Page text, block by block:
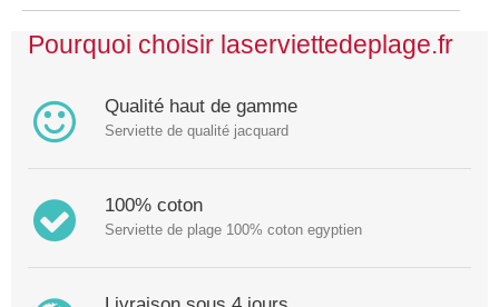
Pourquoi choisir laserviettedeplage.fr
Qualité haut de gamme
Serviette de qualité jacquard
100% coton
Serviette de plage 100% coton egyptien